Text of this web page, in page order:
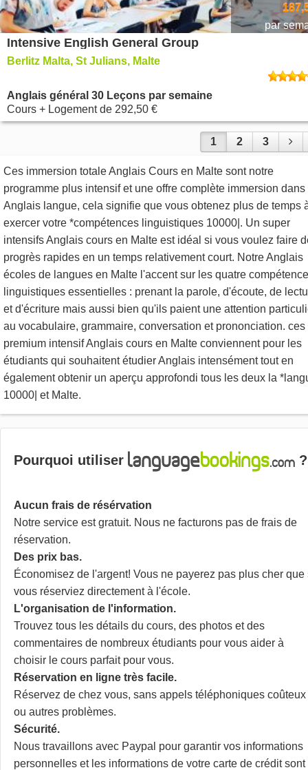
par
Intensive English General Group
Berlitz Malta, St Julians, Malte
Anglais général 30 Leçons par semaine
Cours + Logementde 292,50 €
1 2 3
Ces immersion totale Anglais Cours en Malte sont notre
programme plus intensif et une offre complète immersion dans
Anglais langue, cela signifie que vous obtenez plus de temps
exercer votre *compétences linguistiques 10000|. Un super
intensifs Anglais cours en Malte est idéal si vous voulez faire
progrès rapides en un temps relativement court. Notre Anglais
écoles de langues en Malte l'accent sur les quatre
linguistiques essentielles : prenant la parole, d'écoute, de
et d'écriture mais aussi bien qu'ils paient une attention
au vocabulaire, grammaire, conversation et prononciation. ces
premium intensif Anglais cours en Malte conviennent pour les
étudiants qui souhaitent étudier Anglais intensément tout en
également obtenir un aperçu approfondi tous les deux la
10000| et Malte.
Pourquoi utiliser ?
Aucun frais de résérvation
Notre service est gratuit. Nous ne facturons pas de frais de
réservation.
Des prix bas.
Économisez de l'argent! Vous ne payerez pas plus cher que
vous réserviez directement à l'école.
L'organisation de l'information.
Trouvez tous les détails du cours, des photos et des
commentaires de nombreux étudiants pour vous aider à
choisir le cours parfait pour vous.
Réservation en ligne très facile.
Réservez de chez vous, sans appels téléphoniques coûteux
ou autres problèmes.
Sécurité.
Nous travaillons avec Paypal pour garantir vos informations
personnelles et les informations de votre carte de crédit sont